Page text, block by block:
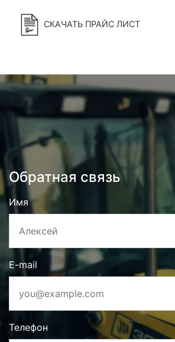
СКАЧАТЬ ПРАЙС ЛИСТ
Обратная связь
Имя
E-mail
Телефон